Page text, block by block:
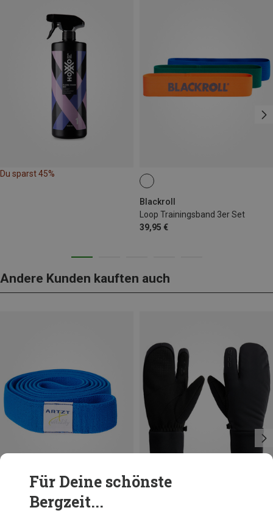
Du sparst 45%
Blackroll
Loop Trainingsband 3er Set
39,95 €
Andere Kunden kauften auch
Du sparst 10%
Für Deine schönste
Bergzeit...